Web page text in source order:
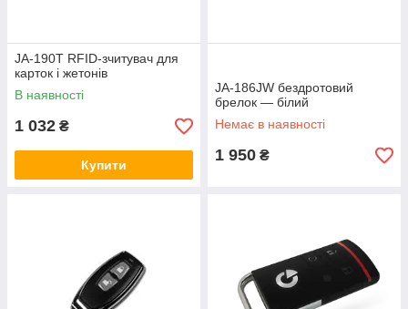
JA-190T RFID-зчитувач для
карток і жетонів
В наявності
1 032 ₴
Купити
JA-186JW бездротовий
брелок — білий
Немає в наявності
1 950 ₴